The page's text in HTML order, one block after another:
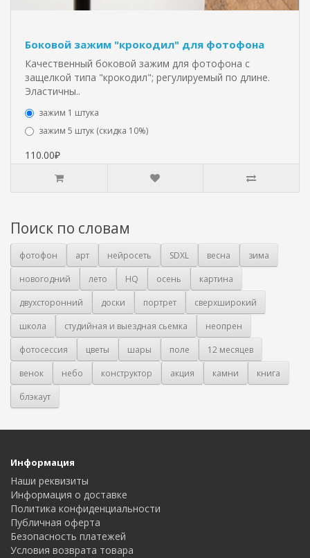
Боковой зажим "крокодил" для фотофона
Качественный боковой зажим для фотофона с
защелкой типа "крокодил"; регулируемый по длине.
Эластичны..
зажим 1 штука
зажим 5 штук (скидка 10%)
110.00₽
Поиск по словам
фотофон арт нейросеть SDXL весна
зима
новогодний
лето HQ осень
картина
двухсторонний
доски портрет
сверхширокий
школа
студийная и выездная сьемка
неопрен
фотосессия
цветы шары поле
12 месяцев
венок
небо конструктор акция камни
книга
блэкаут
Информация
Наши реквизиты
Информация о доставке
Политика конфиденциальности
Публичная оферта
Безопасность платежей
Условия возврата товара